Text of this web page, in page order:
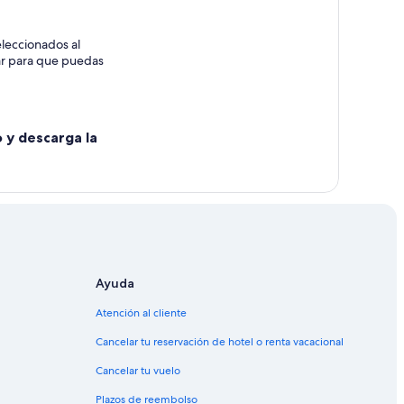
de Sondor
al
para que puedas
y descarga la
Ayuda
Atención al cliente
Cancelar tu reservación de hotel o renta vacacional
Cancelar tu vuelo
Plazos de reembolso